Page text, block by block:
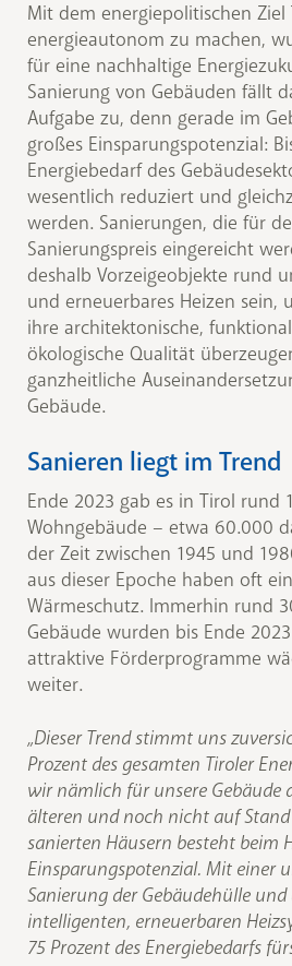
Mit dem energiepolitischen Ziel
energieautonom zu machen,
für eine nachhaltige
Sanierung von Gebäuden fällt
Aufgabe zu, denn gerade im
großes Einsparungspotenzial:
Energiebedarf des
wesentlich reduziert und
werden. Sanierungen, die für
Sanierungspreis eingereicht
deshalb Vorzeigeobjekte rund
und erneuerbares Heizen sein,
ihre architektonische,
ökologische Qualität
ganzheitliche
Gebäude.
Sanieren liegt im Trend
Ende 2023 gab es in Tirol rund
Wohngebäude – etwa 60.000
der Zeit zwischen 1945 und
aus dieser Epoche haben oft
Wärmeschutz. Immerhin rund
Gebäude wurden bis Ende
attraktive Förderprogramme
weiter.
„Dieser Trend stimmt uns
Prozent des gesamten Tiroler
wir nämlich für unsere Gebäude
älteren und noch nicht auf Stand
sanierten Häusern besteht beim
Einsparungspotenzial. Mit einer
Sanierung der Gebäudehülle
intelligenten, erneuerbaren
75 Prozent des Energiebedarfs